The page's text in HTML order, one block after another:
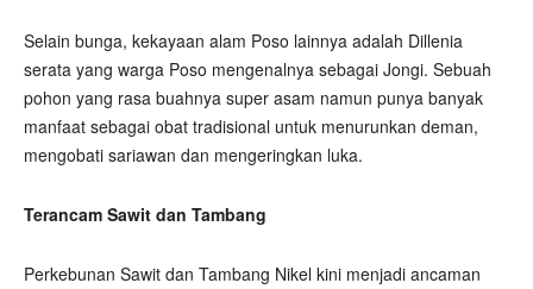
Selain bunga, kekayaan alam Poso lainnya adalah Dillenia
serata yang warga Poso mengenalnya sebagai Jongi. Sebuah
pohon yang rasa buahnya super asam namun punya banyak
manfaat sebagai obat tradisional untuk menurunkan deman,
mengobati sariawan dan mengeringkan luka.
Terancam Sawit dan Tambang
Perkebunan Sawit dan Tambang Nikel kini menjadi ancaman